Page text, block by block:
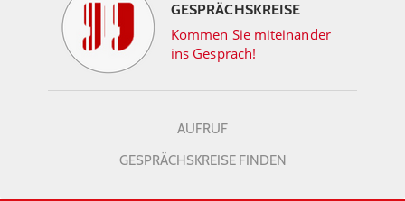
GESPRÄCHSKREISE
Kommen Sie miteinander
ins Gespräch!
AUFRUF
GESPRÄCHSKREISE FINDEN